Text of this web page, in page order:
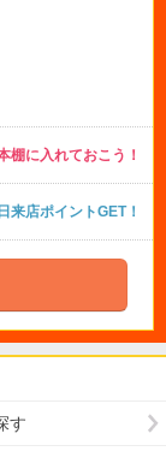
棚に入れておこう！
来店ポイントGET！
す